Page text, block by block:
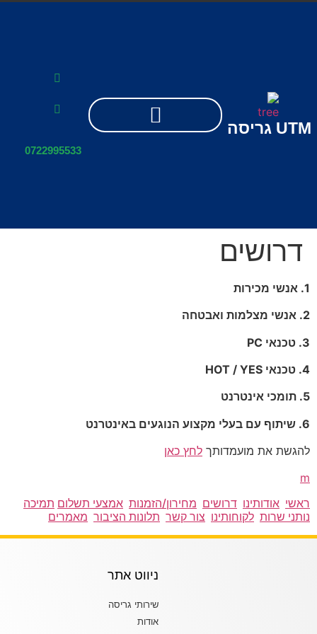
UTM גריסה
0722995533
דרושים
1. אנשי מכירות
2. אנשי מצלמות ואבטחה
3. טכנאי PC
4. טכנאי HOT / YES
5. תומכי אינטרנט
6. שיתוף עם בעלי
מקצוע הנוגעים באינטרנט
להגשת את מועמדותך לחץ כאן
m
ראשי אודותינו דרושים מחירון/הזמנות אמצעי תשלום תמיכה
נותני שרות לקוחותינו צור קשר תלונות הציבור מאמרים
ניווט אתר
שירותי גריסה
אודות